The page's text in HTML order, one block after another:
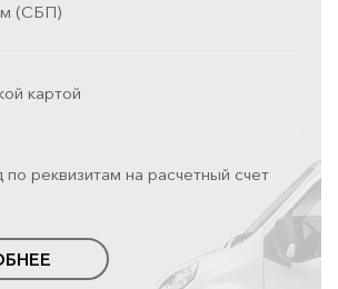
(СБП)
картой
реквизитам на расчетный счет